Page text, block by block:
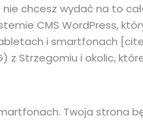
chcesz wydać na to
CMS WordPress,
i smartfonach
z Strzegomiu i okolic,
Twoja strona